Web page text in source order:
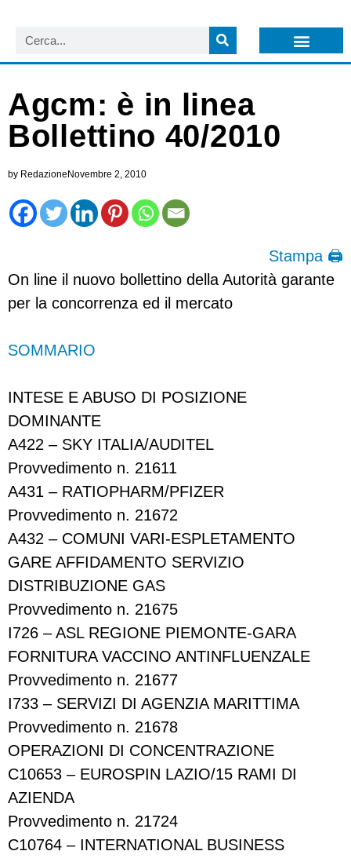
Agcm: è in linea
Bollettino 40/2010
by Redazione Novembre 2, 2010
Stampa 🖨
On line il nuovo bollettino della Autorità garante
per la concorrenza ed il mercato
SOMMARIO
INTESE E ABUSO DI POSIZIONE
DOMINANTE
A422 – SKY ITALIA/AUDITEL
Provvedimento n. 21611
A431 – RATIOPHARM/PFIZER
Provvedimento n. 21672
A432 – COMUNI VARI-ESPLETAMENTO
GARE AFFIDAMENTO SERVIZIO
DISTRIBUZIONE GAS
Provvedimento n. 21675
I726 – ASL REGIONE PIEMONTE-GARA
FORNITURA VACCINO ANTINFLUENZALE
Provvedimento n. 21677
I733 – SERVIZI DI AGENZIA MARITTIMA
Provvedimento n. 21678
OPERAZIONI DI CONCENTRAZIONE
C10653 – EUROSPIN LAZIO/15 RAMI DI
AZIENDA
Provvedimento n. 21724
C10764 – INTERNATIONAL BUSINESS